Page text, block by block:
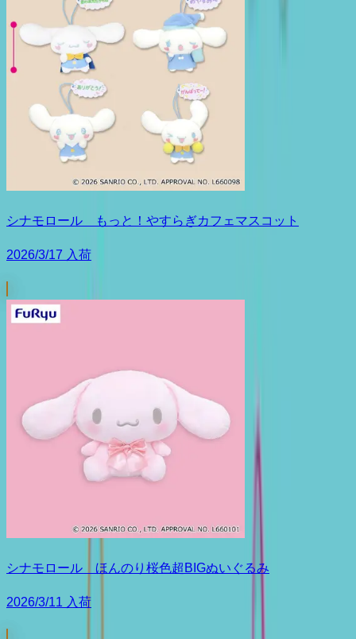
シナモロール もっと！やすらぎカフェマスコット
2026/3/17 入荷
シナモロール ほんのり桜色超BIGぬいぐるみ
2026/3/11 入荷